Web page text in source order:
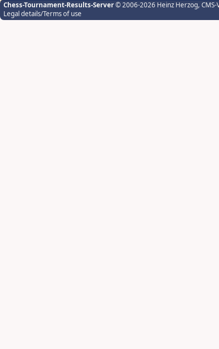
Chess-Tournament-Results-Server© 2006-2026 Heinz Herzog,
Legal details/Terms of use